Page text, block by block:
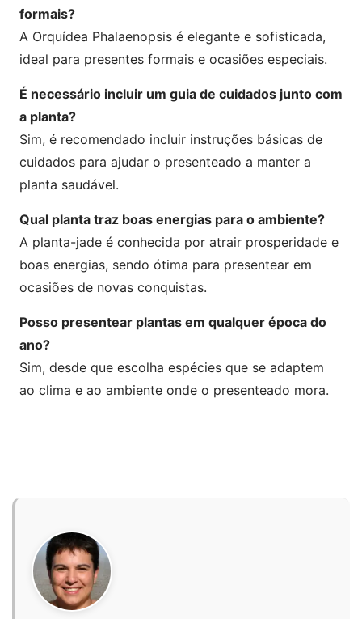
formais?
A Orquídea Phalaenopsis é elegante e sofisticada,
ideal para presentes formais e ocasiões especiais.
É necessário incluir um guia de cuidados junto com
a planta?
Sim, é recomendado incluir instruções básicas de
cuidados para ajudar o presenteado a manter a
planta saudável.
Qual planta traz boas energias para o ambiente?
A planta-jade é conhecida por atrair prosperidade e
boas energias, sendo ótima para presentear em
ocasiões de novas conquistas.
Posso presentear plantas em qualquer época do
ano?
Sim, desde que escolha espécies que se adaptem
ao clima e ao ambiente onde o presenteado mora.